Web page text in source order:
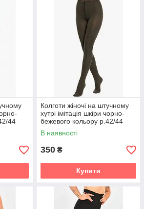
44
Колготи жіночі на штучному
хутрі імітація шкіри чорно-
бежевого кольору р.42/44
213931P
В наявності
350 ₴
Купити